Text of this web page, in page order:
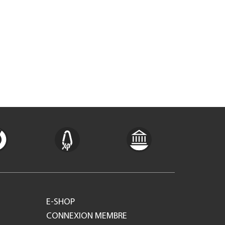
E-SHOP
CONNEXION MEMBRE